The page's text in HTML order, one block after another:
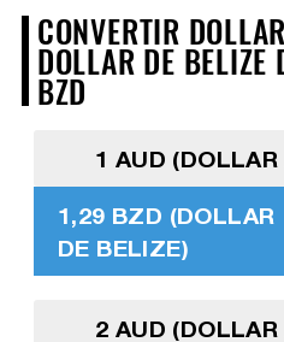
CONVERTIR
DOLLAR DE
BZD
1 AUD
1,29 BZD (DOLLAR
DE BELIZE)
2 AUD